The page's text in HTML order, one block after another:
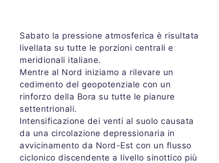
Sabato la pressione atmosferica è risultata
livellata su tutte le porzioni centrali e
meridionali italiane.
Mentre al Nord iniziamo a rilevare un
cedimento del geopotenziale con un
rinforzo della Bora su tutte le pianure
settentrionali.
Intensificazione dei venti al suolo causata
da una circolazione depressionaria in
avvicinamento da Nord-Est con un flusso
ciclonico discendente a livello sinottico più